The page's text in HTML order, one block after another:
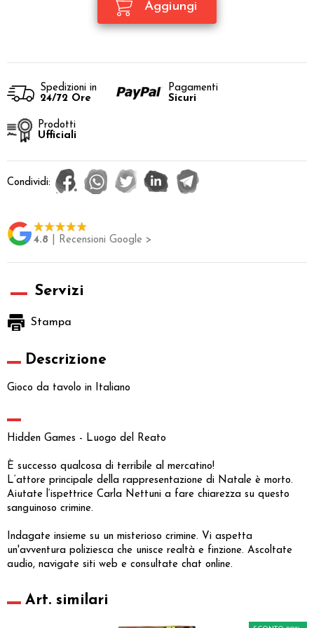
Spedizioni in
24/72 Ore
Pagamenti
Sicuri
Prodotti
Ufficiali
Condividi:
4.8 | Recensioni Google >
Servizi
Stampa
Descrizione
Gioco da tavolo in Italiano
Hidden Games - Luogo del Reato
È successo qualcosa di terribile al mercatino!
L‘attore principale della rappresentazione di Natale è morto.
Aiutate l‘ispettrice Carla Nettuni a fare chiarezza su questo
sanguinoso crimine.
Indagate insieme su un misterioso crimine. Vi aspetta
un'avventura poliziesca che unisce realtà e finzione. Ascoltate
audio, navigate siti web e consultate chat online.
Art. similari